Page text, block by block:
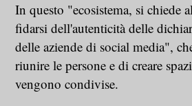
In questo "ecosistema, si chiede
fidarsi dell'autenticità delle
delle aziende di social media",
riunire le persone e di creare
vengono condivise.